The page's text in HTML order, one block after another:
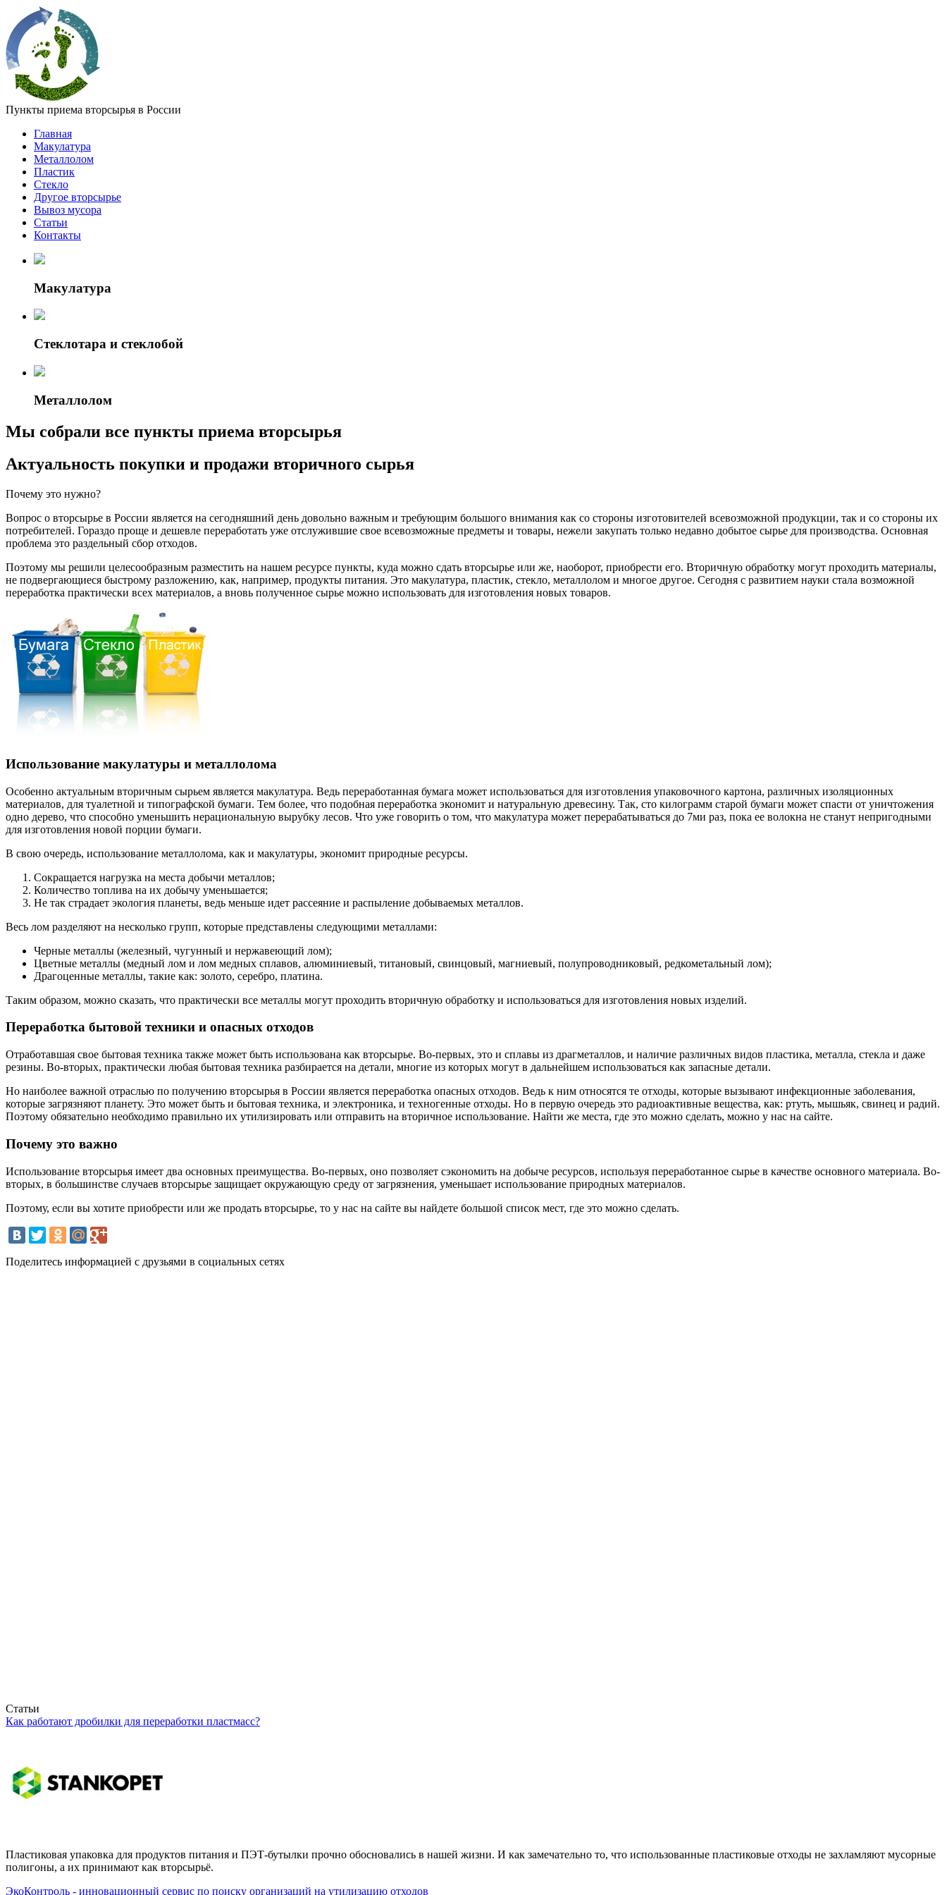
Пункты приема вторсырья в России
Главная
Макулатура
Металлолом
Пластик
Стекло
Другое вторсырье
Вывоз мусора
Статьи
Контакты
Макулатура
Стеклотара и стеклобой
Металлолом
Мы собрали все пункты приема вторсырья
Актуальность покупки и продажи вторичного сырья
Почему это нужно?
Вопрос о вторсырье в России является на сегодняшний день довольно важным и требующим большого внимания как со стороны изготовителей всевозможной продукции, так и со стороны их
потребителей. Гораздо проще и дешевле переработать уже отслужившие свое всевозможные предметы и товары, нежели закупать только недавно добытое сырье для производства. Основная
проблема это раздельный сбор отходов.
Поэтому мы решили целесообразным разместить на нашем ресурсе пункты, куда можно сдать вторсырье или же, наоборот, приобрести его. Вторичную обработку могут проходить материалы,
не подвергающиеся быстрому разложению, как, например, продукты питания. Это макулатура, пластик, стекло, металлолом и многое другое. Сегодня с развитием науки стала возможной
переработка практически всех материалов, а вновь полученное сырье можно использовать для изготовления новых товаров.
Использование макулатуры и металлолома
Особенно актуальным вторичным сырьем является макулатура. Ведь переработанная бумага может использоваться для изготовления упаковочного картона, различных изоляционных
материалов, для туалетной и типографской бумаги. Тем более, что подобная переработка экономит и натуральную древесину. Так, сто килограмм старой бумаги может спасти от уничтожения
одно дерево, что способно уменьшить нерациональную вырубку лесов. Что уже говорить о том, что макулатура может перерабатываться до 7ми раз, пока ее волокна не станут непригодными
для изготовления новой порции бумаги.
В свою очередь, использование металлолома, как и макулатуры, экономит природные ресурсы.
Сокращается нагрузка на места добычи металлов;
Количество топлива на их добычу уменьшается;
Не так страдает экология планеты, ведь меньше идет рассеяние и распыление добываемых металлов.
Весь лом разделяют на несколько групп, которые представлены следующими металлами:
Черные металлы (железный, чугунный и нержавеющий лом);
Цветные металлы (медный лом и лом медных сплавов, алюминиевый, титановый, свинцовый, магниевый, полупроводниковый, редкометальный лом);
Драгоценные металлы, такие как: золото, серебро, платина.
Таким образом, можно сказать, что практически все металлы могут проходить вторичную обработку и использоваться для изготовления новых изделий.
Переработка бытовой техники и опасных отходов
Отработавшая свое бытовая техника также может быть использована как вторсырье. Во-первых, это и сплавы из драгметаллов, и наличие различных видов пластика, металла, стекла и даже
резины. Во-вторых, практически любая бытовая техника разбирается на детали, многие из которых могут в дальнейшем использоваться как запасные детали.
Но наиболее важной отраслью по получению вторсырья в России является переработка опасных отходов. Ведь к ним относятся те отходы, которые вызывают инфекционные заболевания,
которые загрязняют планету. Это может быть и бытовая техника, и электроника, и техногенные отходы. Но в первую очередь это радиоактивные вещества, как: ртуть, мышьяк, свинец и радий.
Поэтому обязательно необходимо правильно их утилизировать или отправить на вторичное использование. Найти же места, где это можно сделать, можно у нас на сайте.
Почему это важно
Использование вторсырья имеет два основных преимущества. Во-первых, оно позволяет сэкономить на добыче ресурсов, используя переработанное сырье в качестве основного материала. Во-
вторых, в большинстве случаев вторсырье защищает окружающую среду от загрязнения, уменьшает использование природных материалов.
Поэтому, если вы хотите приобрести или же продать вторсырье, то у нас на сайте вы найдете большой список мест, где это можно сделать.
Поделитесь информацией с друзьями в социальных сетях
Статьи
Как работают дробилки для переработки пластмасс?
Пластиковая упаковка для продуктов питания и ПЭТ-бутылки прочно обосновались в нашей жизни. И как замечательно то, что использованные пластиковые отходы не захламляют мусорные
полигоны, а их принимают как вторсырьё.
ЭкоКонтроль - инновационный сервис по поиску организаций на утилизацию отходов